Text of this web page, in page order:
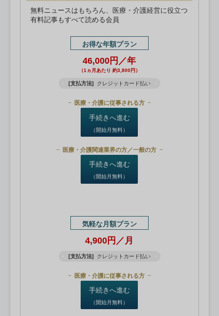
無料ニュースはもちろん、医療・介護経営に役立つ
有料記事もすべて読める会員
お得な年額プラン
46,000円／年
（1ヵ月あたり 約3,800円）
[支払方法] クレジットカード払い
医療・介護に従事される方
手続きへ進む
（開始月無料）
医療・介護関連業界の方／一般の方
手続きへ進む
（開始月無料）
気軽な月額プラン
4,900円／月
[支払方法] クレジットカード払い
医療・介護に従事される方
手続きへ進む
（開始月無料）